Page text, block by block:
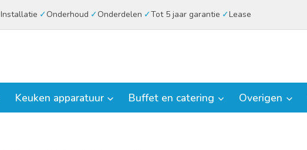
Installatie Onderhoud Onderdelen Tot 5 jaar garantie Lease
Keuken apparatuur Buffet en catering Overigen